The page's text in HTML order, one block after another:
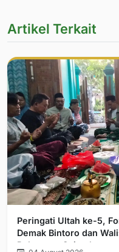
Artikel Terkait
Peringati Ultah ke-5,
Demak Bintoro dan
Pelurusan Sejarah